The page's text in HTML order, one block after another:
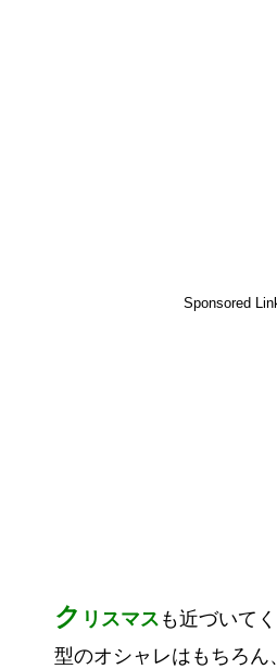
Sponsored
ク リスマス も近づいて
型のオシャレはもちろん、